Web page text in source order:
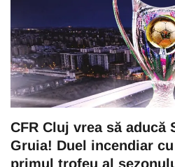
CFR Cluj vrea să aducă
Gruia! Duel incendiar
primul trofeu al